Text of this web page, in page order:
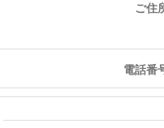
ご住
電話番